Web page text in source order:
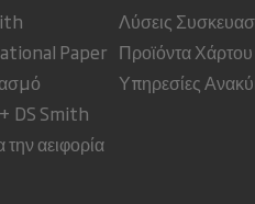
Paper
DS Smith
αειφορία
Λύσεις
Προϊόντα Χάρτου
Υπηρεσίες